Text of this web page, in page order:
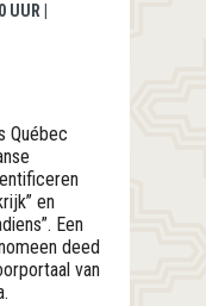
|
Québec
en
Een
deed
van